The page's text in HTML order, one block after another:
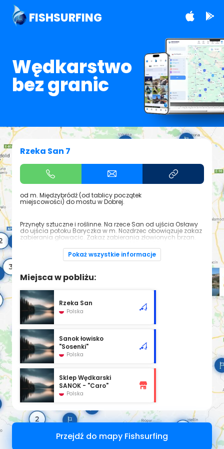
FISHSURFING
Wędkarstwo
bez granic
Rzeka San 7
od m. Międzybródź (od tablicy początek
miejscowości) do mostu w Dobrej.
Przynęty sztuczne i roślinne. Na rzece San od ujścia Osławy
do ujścia potoku Baryczka w m. Nozdrzec obowiązuje zakaz
zabierania głowacic. Zakaz zabierania złowionych brzan.
strefę ochronną - obowiązuje całkowity zakaz połowu ryb.
49.599152; 22.232541
Zezwolenia online
Regulamin okręgu PZW w Krośnie
Pokaż wszystkie informacje
Miejsca w pobliżu:
Rzeka San
Polska
Sanok łowisko
"Sosenki"
Polska
Sklep Wędkarski
SANOK - "Caro"
Polska
Przejdź do mapy Fishsurfing